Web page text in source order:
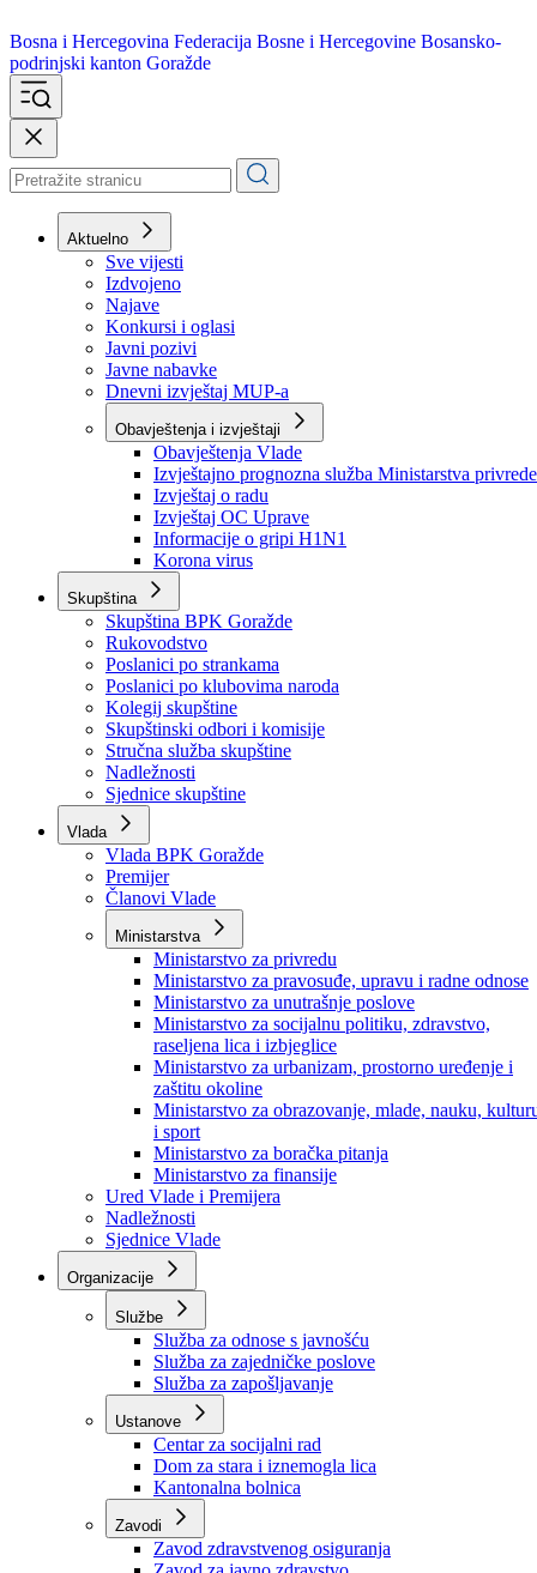
Bosna i Hercegovina
podrinjski kanton Goražde
Aktuelno
Sve vijesti
Izdvojeno
Najave
Konkursi i oglasi
Javni pozivi
Javne nabavke
Dnevni izvještaj MUP-a
Obavještenja i izvještaji
Obavještenja Vlade
Izvještajno prognozna služba Ministarstva privrede
Izvještaj o radu
Izvještaj OC Uprave
Informacije o gripi H1N1
Korona virus
Skupština
Skupština BPK Goražde
Rukovodstvo
Poslanici po strankama
Poslanici po klubovima naroda
Kolegij skupštine
Skupštinski odbori i komisije
Stručna služba skupštine
Nadležnosti
Sjednice skupštine
Vlada
Vlada BPK Goražde
Premijer
Članovi Vlade
Ministarstva
Ministarstvo za privredu
Ministarstvo za pravosuđe, upravu i radne odnose
Ministarstvo za unutrašnje poslove
Ministarstvo za socijalnu politiku, zdravstvo,
raseljena lica i izbjeglice
Ministarstvo za urbanizam, prostorno uređenje i
zaštitu okoline
Ministarstvo za obrazovanje, mlade, nauku,
i sport
Ministarstvo za boračka pitanja
Ministarstvo za finansije
Ured Vlade i Premijera
Nadležnosti
Sjednice Vlade
Organizacije
Službe
Služba za odnose s javnošću
Služba za zajedničke poslove
Služba za zapošljavanje
Ustanove
Centar za socijalni rad
Dom za stara i iznemogla lica
Kantonalna bolnica